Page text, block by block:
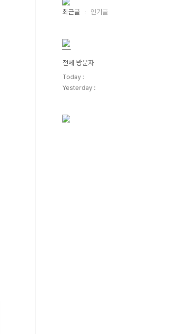
최근글 인기글
전체 방문자
Today :
Yesterday :